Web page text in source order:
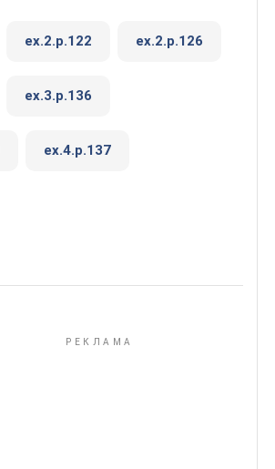
ex.2.p.122 ex.2.p.126
ex.3.p.136
ex.4.p.137